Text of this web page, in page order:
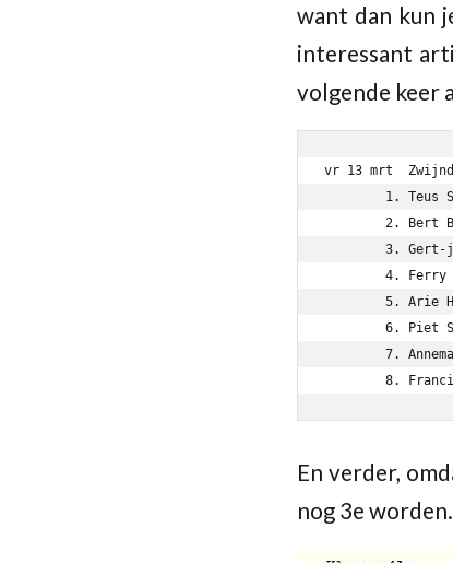
want dan kun
interessant
volgende keer
vr 13 mrt
En verder,
nog 3e